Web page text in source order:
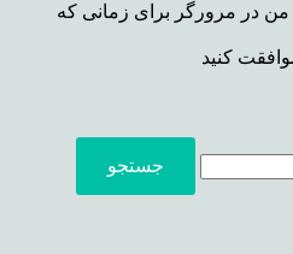
من در مرورگر برای زمانی که
کنید